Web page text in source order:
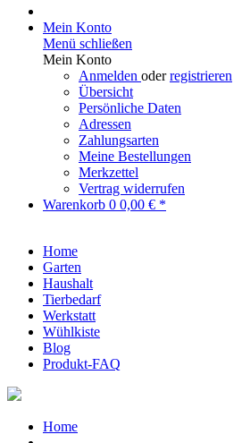
Mein Konto
Menü schließen
Mein Konto
Anmelden oderregistrieren
Übersicht
Persönliche Daten
Adressen
Zahlungsarten
Meine Bestellungen
Merkzettel
Vertrag widerrufen
Warenkorb 0 0,00 € *
Home
Garten
Haushalt
Tierbedarf
Werkstatt
Wühlkiste
Blog
Produkt-FAQ
Home